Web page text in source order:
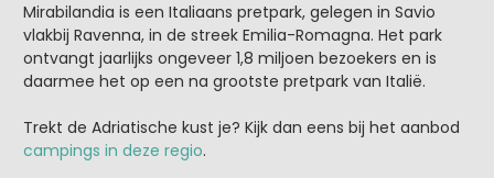
Mirabilandia is een Italiaans pretpark, gelegen in Savio
vlakbij Ravenna, in de streek Emilia-Romagna. Het park
ontvangt jaarlijks ongeveer 1,8 miljoen bezoekers en is
daarmee het op een na grootste pretpark van Italië.
Trekt de Adriatische kust je? Kijk dan eens bij het aanbod
campings in deze regio.